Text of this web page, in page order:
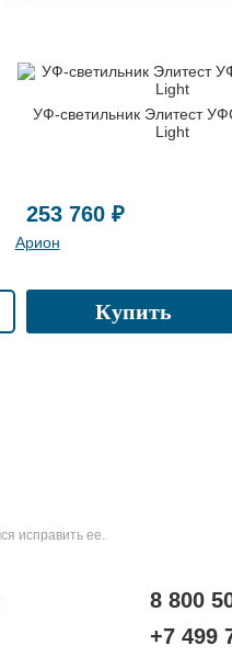
УФ-светильник Элитест
Light
253 760 ₽
Арион
Купить
исправить ее.
8 800
+7 499